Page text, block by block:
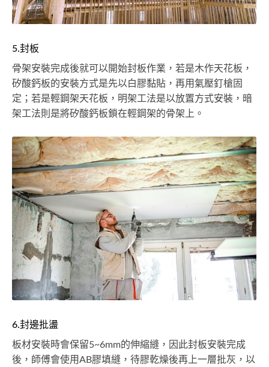
5.封板
骨架安裝完成後就可以開始封板作業，若是木作天花板，
矽酸鈣板的安裝方式是先以白膠黏貼，再用氣壓釘槍固
定；若是輕鋼架天花板，明架工法是以放置方式安裝，暗
架工法則是將矽酸鈣板鎖在輕鋼架的骨架上。
6.封邊批盪
板材安裝時會保留5~6mm的伸縮縫，因此封板安裝完成
後，師傅會使用AB膠填縫，待膠乾燥後再上一層批灰，以